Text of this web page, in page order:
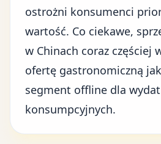
ostrożni konsumenci
wartość. Co ciekawe,
w Chinach coraz częściej
ofertę gastronomiczną
segment offline dla
konsumpcyjnych.